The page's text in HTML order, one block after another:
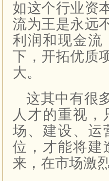
如这个行业资
流为王是永远
利润和现金流
下，开拓优质
大。
这其中有很
人才的重视
场、建设、运
位，才能将建
来，在市场激